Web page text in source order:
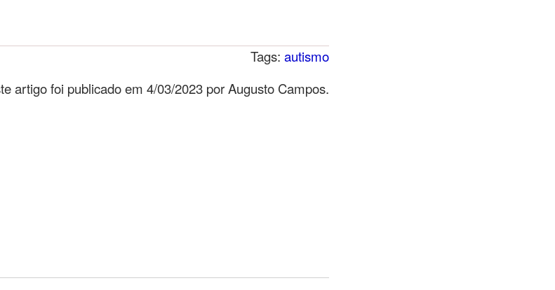
Tags: autismo
artigo foi publicado em 4/03/2023 por Augusto Campos.